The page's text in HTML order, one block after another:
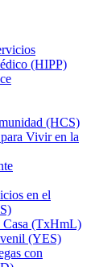
(HIPP)
(HCS)
Vivir en la
en el
Casa (TxHmL)
(YES)
con